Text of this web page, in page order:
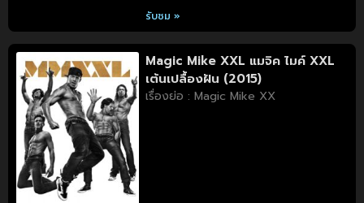
รับชม »
Magic Mike XXL แมจิค ไมค์ XXL
เต้นเปลื้องฝัน (2015)
เรื่องย่อ : Magic Mike XX